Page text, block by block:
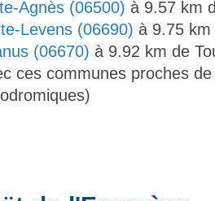
Agnès (06500) à 9.57 km
Levens (06690) à 9.75 km
(06670) à 9.92 km de
ces communes proches